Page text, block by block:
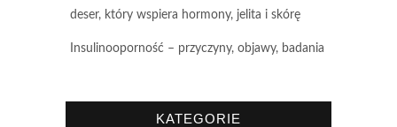
deser, który wspiera hormony, jelita i skórę
Insulinooporność – przyczyny, objawy, badania
KATEGORIE